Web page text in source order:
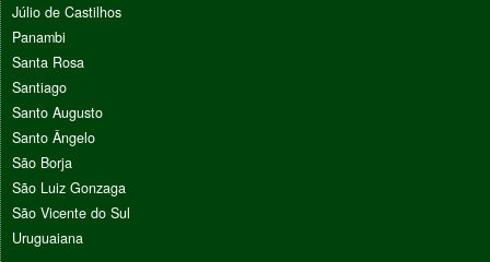
Júlio de Castilhos
Panambi
Santa Rosa
Santiago
Santo Augusto
Santo Ângelo
São Borja
São Luiz Gonzaga
São Vicente do Sul
Uruguaiana